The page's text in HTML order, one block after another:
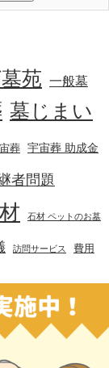
苑 一般墓
墓じまい
葬 宇宙葬 助成金
者問題
石材 ペットのお墓
訪問サービス 費用